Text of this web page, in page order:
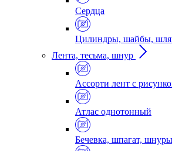
Сердца
Цилиндры, шайбы,
Лента, тесьма, шнур
Ассорти лент с
Атлас однотонный
Бечевка, шпагат, шнуры